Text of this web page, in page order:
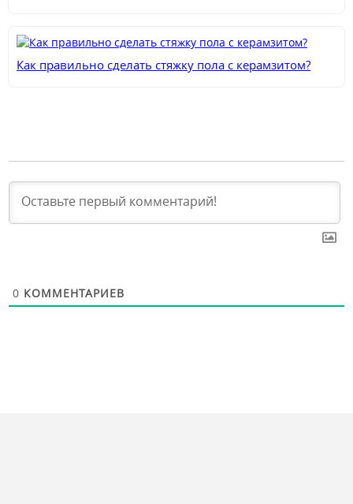
Как правильно сделать стяжку пола с керамзитом?
0 КОММЕНТАРИЕВ